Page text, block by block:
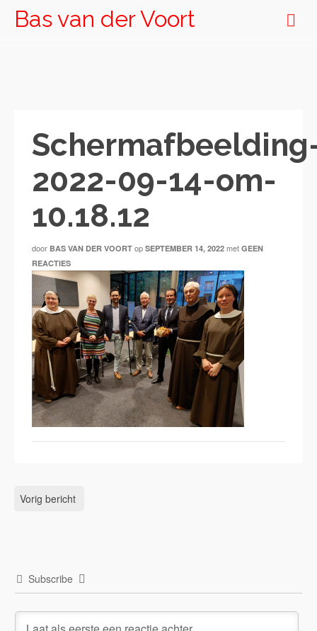
Bas van der Voort
2022-09-14-om-
10.18.12
door BAS VAN DER VOORT op SEPTEMBER 14, 2022 met GEEN
REACTIES
Vorig bericht
Subscribe